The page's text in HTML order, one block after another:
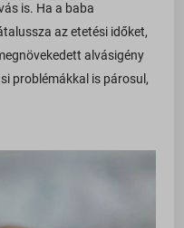
is. Ha a baba
az etetési időket,
alvásigény
problémákkal is párosul,